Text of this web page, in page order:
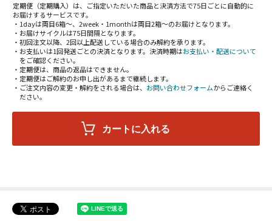
定期便（定期購入）は、ご指定いただいた商品と決済方法で75日ごとに自動的に
お届けするサービスです。
・1dayは両目6箱～、2week・1monthは両目2箱～のお届けとなります。
・お届けサイクルは75日間隔となります。
・初回注文以降、2回以上配送している場合のみ解約を承ります。
・お支払いは1回発送ごとの決済となります。決済時期はお支払い・配送について
をご確認ください。
・定期便は、商品の返品はできません。
・定期便はご解約のお申し出があるまで継続します。
・ご注文内容の変更・解約をされる場合は、 お問い合わせフォームからご連絡く
ださい。